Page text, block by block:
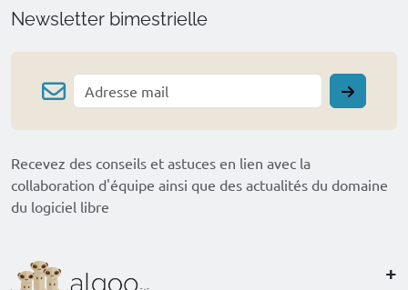
Newsletter bimestrielle
Recevez des conseils et astuces en lien avec la
collaboration d'équipe ainsi que des actualités du domaine
du logiciel libre
+